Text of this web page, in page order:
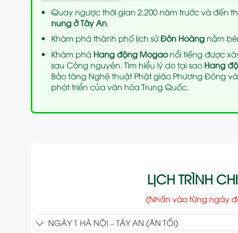
Quay ngược thời gian 2.200 năm trước và đến
nung ở Tây An.
Khám phá thành phố lịch sửĐôn Hoàngnằm
Khám phá Hang động Mogaonổi tiếng được
sau Công nguyên. Tìm hiểu lý do tại sao Hang
Bảo tàng Nghệ thuật Phật giáo Phương Đông
phát triển của văn hóa Trung Quốc.
LỊCH TRÌNH
(Nhấn vào từng ngày
NGÀY 1 HÀ NỘI – TÂY AN (ĂN TỐI)